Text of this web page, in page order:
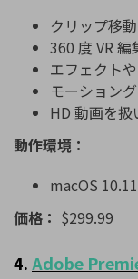
クリップ移
360 度 VR
エフェクト
モーション
HD 動画を扱
動作環境：
macOS
価格： $299.99
4. Adobe